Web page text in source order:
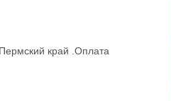
край .Оплата